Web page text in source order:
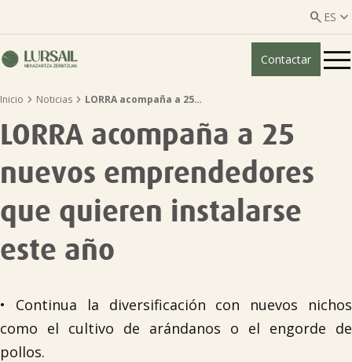
 ES 
ES
Quiénes somos
Servicios ganadería
Servicios agricultura
Entidades asociadas
Noticias
Contactar
Inicio  Noticias  LORRA acompaña a 25…
LORRA acompaña a 25
nuevos emprendedores
que quieren instalarse
este año
• Continua la diversificación con nuevos nichos
como el cultivo de arándanos o el engorde de
pollos.